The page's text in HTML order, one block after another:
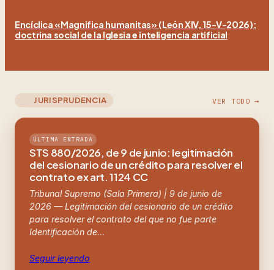
Encíclica «Magnifica humanitas» (León XIV, 15-V-2026):
doctrina social de la Iglesia e inteligencia artificial
JURISPRUDENCIA VER TODO →
ÚLTIMA ENTRADA
STS 880/2026, de 9 de junio: legitimación
del cesionario de un crédito para resolver el
contrato ex art. 1124 CC
Tribunal Supremo (Sala Primera) | 9 de junio de
2026 — Legitimación del cesionario de un crédito
para resolver el contrato del que no fue parte
Identificación de…
Seguir leyendo